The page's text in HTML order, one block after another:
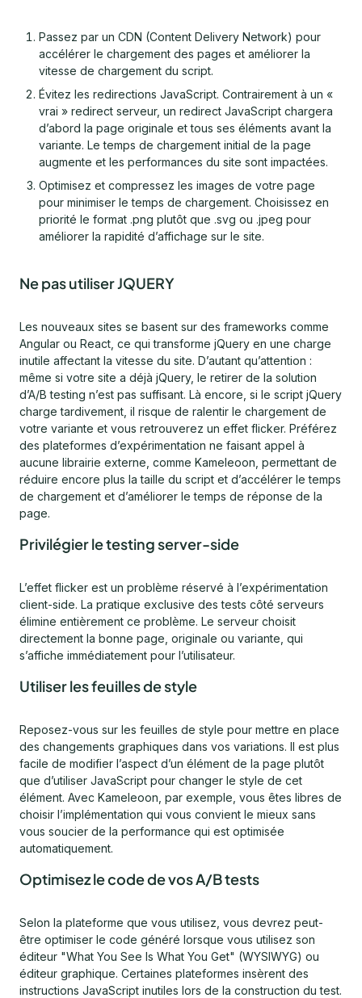
Passez par un CDN (Content Delivery Network) pour
accélérer le chargement des pages et améliorer la
vitesse de chargement du script.
Évitez les redirections JavaScript. Contrairement à un «
vrai » redirect serveur, un redirect JavaScript chargera
d’abord la page originale et tous ses éléments avant la
variante. Le temps de chargement initial de la page
augmente et les performances du site sont impactées.
Optimisez et compressez les images de votre page
pour minimiser le temps de chargement. Choisissez en
priorité le format .png plutôt que .svg ou .jpeg pour
améliorer la rapidité d’affichage sur le site.
Ne pas utiliser JQUERY
Les nouveaux sites se basent sur des frameworks comme
Angular ou React, ce qui transforme jQuery en une charge
inutile affectant la vitesse du site. D’autant qu’attention :
même si votre site a déjà jQuery, le retirer de la solution
d’A/B testing n’est pas suffisant. Là encore, si le script jQuery
charge tardivement, il risque de ralentir le chargement de
votre variante et vous retrouverez un effet flicker. Préférez
des plateformes d’expérimentation ne faisant appel à
aucune librairie externe, comme Kameleoon, permettant de
réduire encore plus la taille du script et d’accélérer le temps
de chargement et d’améliorer le temps de réponse de la
page.
Privilégier le testing server-side
L’effet flicker est un problème réservé à l’expérimentation
client-side. La pratique exclusive des tests côté serveurs
élimine entièrement ce problème. Le serveur choisit
directement la bonne page, originale ou variante, qui
s’affiche immédiatement pour l’utilisateur.
Utiliser les feuilles de style
Reposez-vous sur les feuilles de style pour mettre en place
des changements graphiques dans vos variations. Il est plus
facile de modifier l’aspect d’un élément de la page plutôt
que d’utiliser JavaScript pour changer le style de cet
élément. Avec Kameleoon, par exemple, vous êtes libres de
choisir l’implémentation qui vous convient le mieux sans
vous soucier de la performance qui est optimisée
automatiquement.
Optimisez le code de vos A/B tests
Selon la plateforme que vous utilisez, vous devrez peut-
être optimiser le code généré lorsque vous utilisez son
éditeur "What You See Is What You Get" (WYSIWYG) ou
éditeur graphique. Certaines plateformes insèrent des
instructions JavaScript inutiles lors de la construction du test.